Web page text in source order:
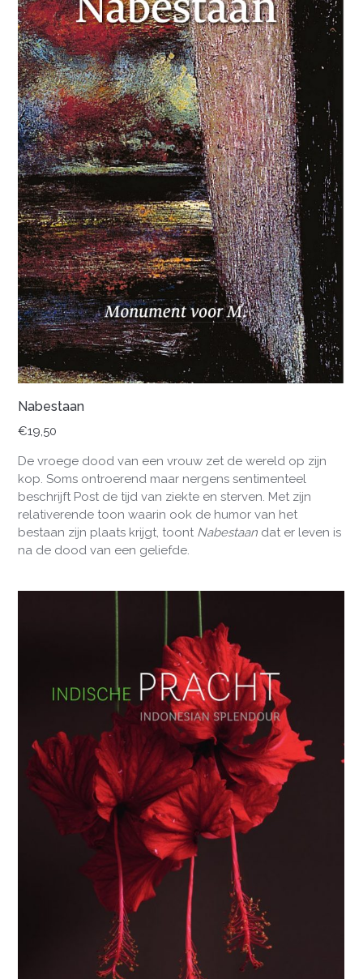
Nabestaan
€19,50
De vroege dood van een vrouw zet de wereld op zijn
kop. Soms ontroerend maar nergens sentimenteel
beschrijft Post de tijd van ziekte en sterven. Met zijn
relativerende toon waarin ook de humor van het
bestaan zijn plaats krijgt, toont Nabestaan dat er leven is
na de dood van een geliefde.